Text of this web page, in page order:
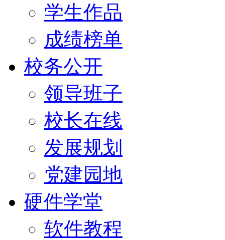
学生作品
成绩榜单
校务公开
领导班子
校长在线
发展规划
党建园地
硬件学堂
软件教程